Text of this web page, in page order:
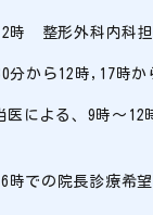
時 整形外科内科
分から12時,17時か
医による、9時～12
時での院長診療希